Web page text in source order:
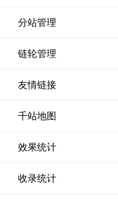
分站管理
链轮管理
友情链接
千站地图
效果统计
收录统计